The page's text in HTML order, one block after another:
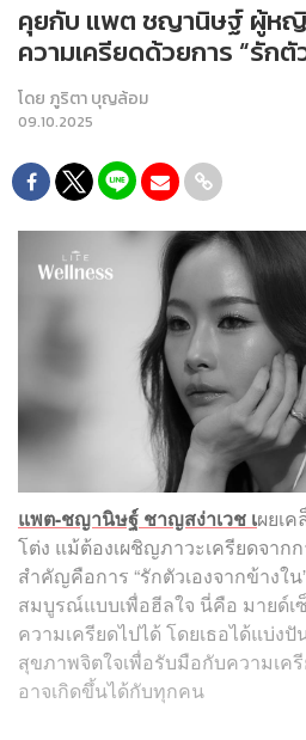
คุยกับ แพต ชญานิษฐ์ ผู้ห
ความเครียดด้วยการ “รักตั
โดย ภูริตา บุญล้อม
09.10.2025
แพต-ชญานิษฐ์ ชาญสง่าเวช เผยเ
โต่ง แม้ต้องเผชิญภาวะเครียดจาก
สำคัญคือการ “รักตัวเองจากข้างใน
สมบูรณ์แบบเพื่อฮีลใจ นี่คือ มายด์เ
ความเครียดไปได้ โดยเธอได้แบ่ง
สุขภาพจิตใจเพื่อรับมือกับความเค
อาจเกิดขึ้นได้กับทุกคน